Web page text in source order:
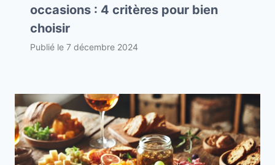
occasions : 4 critères pour bien
choisir
Publié le 7 décembre 2024